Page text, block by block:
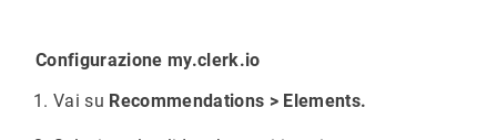
Configurazione my.clerk.io
Vai su Recommendations > Elements.